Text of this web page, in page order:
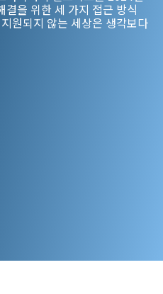
을 위한 세 가지 접근 방식
원되지 않는 세상은 생각보다